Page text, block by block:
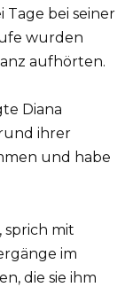
Tage bei seiner
wurden
aufhörten.
Diana
ihrer
und habe
sprich mit
im
die sie ihm